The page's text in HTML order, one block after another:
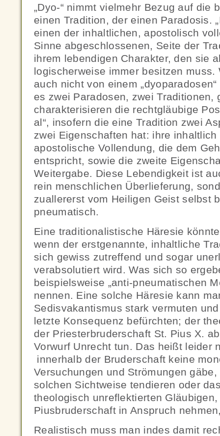
„Dyo-“ nimmt vielmehr Bezug auf die
einen Tradition, der einen Paradosis.
einen der inhaltlichen, apostolisch
Sinne abgeschlossenen, Seite der
ihrem lebendigen Charakter, den sie
logischerweise immer besitzen muss.
auch nicht von einem
es zwei Paradosen, zwei Traditionen,
charakterisieren die rechtgläubige
al“, insofern die eine Tradition zwei
zwei Eigenschaften hat: ihre
apostolische Vollendung, die dem
entspricht, sowie die zweite
Weitergabe. Diese Lebendigkeit ist
rein menschlichen Überlieferung,
zuallererst vom Heiligen Geist selbst
pneumatisch.
Eine traditionalistische Häresie
wenn der erstgenannte, inhaltliche
sich gewiss zutreffend und sogar
verabsolutiert wird. Was sich so
beispielsweise „anti-pneumatischen
nennen. Eine solche Häresie kann
Sedisvakantismus stark vermuten
letzte Konsequenz befürchten; der
der Priesterbruderschaft St. Pius X.
Vorwurf Unrecht tun. Das heißt leider
innerhalb der Bruderschaft keine
Versuchungen und Strömungen
solchen Sichtweise tendieren oder
theologisch unreflektierten
Piusbruderschaft in Anspruch
Realistisch muss man indes damit